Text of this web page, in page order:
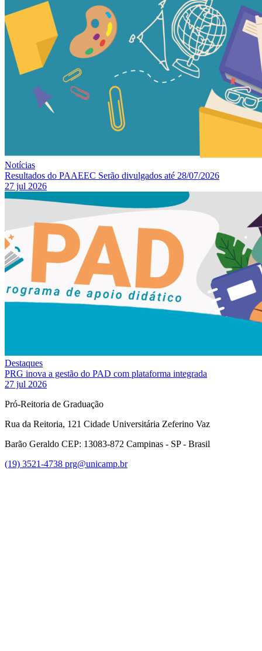
Notícias
Resultados do PAAEEC Serão divulgados até 28/07/2026
27 jul 2026
Destaques
PRG inova a gestão do PAD com plataforma integrada
27 jul 2026
Pró-Reitoria de Graduação
Rua da Reitoria, 121 Cidade Universitária Zeferino Vaz
Barão Geraldo CEP: 13083-872 Campinas - SP - Brasil
(19) 3521-4738 prg@unicamp.br